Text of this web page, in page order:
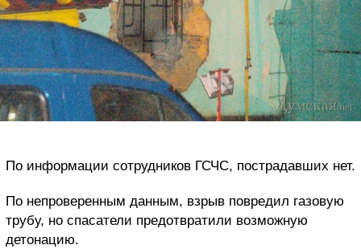
По информации сотрудников ГСЧС, пострадавших нет.
По непроверенным данным, взрыв повредил газовую
трубу, но спасатели предотвратили возможную
детонацию.